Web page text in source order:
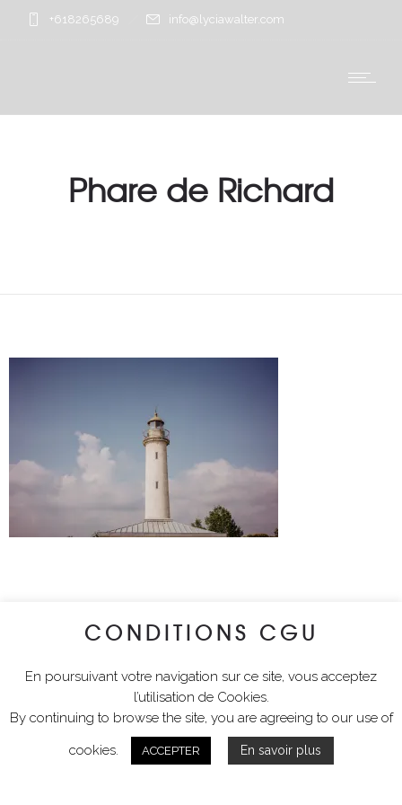
+618265689 info@lyciawalter.com
Phare de Richard
CONDITIONS CGU
En poursuivant votre navigation sur ce site, vous acceptez
l’utilisation de Cookies.
By continuing to browse the site, you are agreeing to our use of
cookies.
ACCEPTER En savoir plus